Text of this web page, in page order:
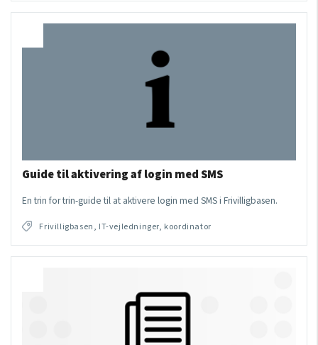
Guide til aktivering af login med SMS
En trin for trin-guide til at aktivere login med SMS i Frivilligbasen.
Frivilligbasen, IT-vejledninger, koordinator